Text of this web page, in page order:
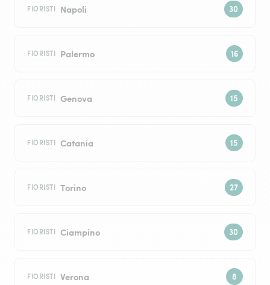
FIORISTI Napoli
FIORISTI Palermo
FIORISTI Genova
FIORISTI Catania
FIORISTI Torino
FIORISTI Ciampino
FIORISTI Verona